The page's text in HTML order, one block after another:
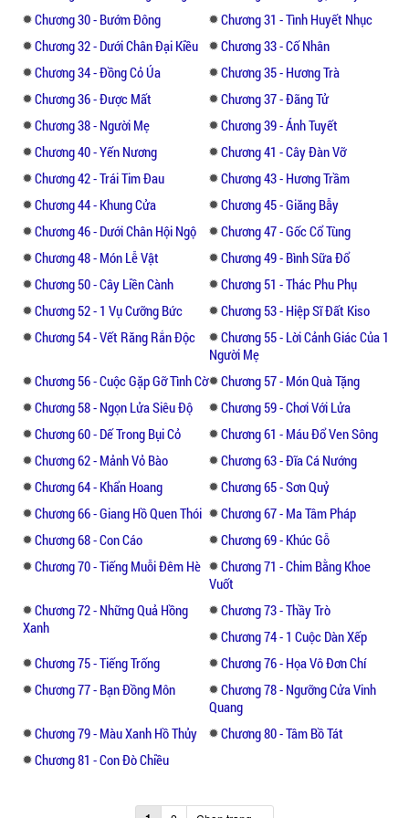
Chương 30 - Bướm Đông
Chương 31 - Tình Huyết Nhục
Chương 32 - Dưới Chân Đại Kiều
Chương 33 - Cố Nhân
Chương 34 - Đồng Cỏ Úa
Chương 35 - Hương Trà
Chương 36 - Được Mất
Chương 37 - Đãng Tử
Chương 38 - Người Mẹ
Chương 39 - Ánh Tuyết
Chương 40 - Yến Nương
Chương 41 - Cây Đàn Vỡ
Chương 42 - Trái Tim Đau
Chương 43 - Hương Trầm
Chương 44 - Khung Cửa
Chương 45 - Giăng Bẫy
Chương 46 - Dưới Chân Hội Ngộ
Chương 47 - Gốc Cổ Tùng
Chương 48 - Món Lễ Vật
Chương 49 - Bình Sữa Đổ
Chương 50 - Cây Liền Cành
Chương 51 - Thác Phu Phụ
Chương 52 - 1 Vụ Cưỡng Bức
Chương 53 - Hiệp Sĩ Đất Kiso
Chương 54 - Vết Răng Rắn Độc
Chương 55 - Lời Cảnh Giác Của 1
Người Mẹ
Chương 56 - Cuộc Gặp Gỡ Tình Cờ
Chương 57 - Món Quà Tặng
Chương 58 - Ngọn Lửa Siêu Độ
Chương 59 - Chơi Với Lửa
Chương 60 - Dế Trong Bụi Cỏ
Chương 61 - Máu Đổ Ven Sông
Chương 62 - Mảnh Vỏ Bào
Chương 63 - Đĩa Cá Nướng
Chương 64 - Khẩn Hoang
Chương 65 - Sơn Quỷ
Chương 66 - Giang Hồ Quen Thói
Chương 67 - Ma Tâm Pháp
Chương 68 - Con Cáo
Chương 69 - Khúc Gỗ
Chương 70 - Tiếng Muỗi Đêm Hè
Chương 71 - Chim Bằng Khoe
Vuốt
Chương 72 - Những Quả Hồng
Xanh
Chương 73 - Thầy Trò
Chương 74 - 1 Cuộc Dàn Xếp
Chương 75 - Tiếng Trống
Chương 76 - Họa Vô Đơn Chí
Chương 77 - Bạn Đồng Môn
Chương 78 - Ngưỡng Cửa Vinh
Quang
Chương 79 - Màu Xanh Hồ Thủy
Chương 80 - Tâm Bồ Tát
Chương 81 - Con Đò Chiều